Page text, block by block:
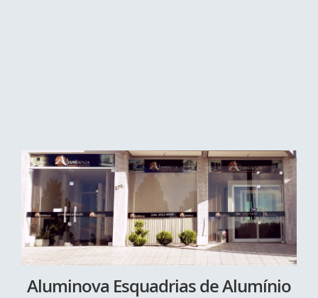
Aluminova Esquadrias de Alumínio